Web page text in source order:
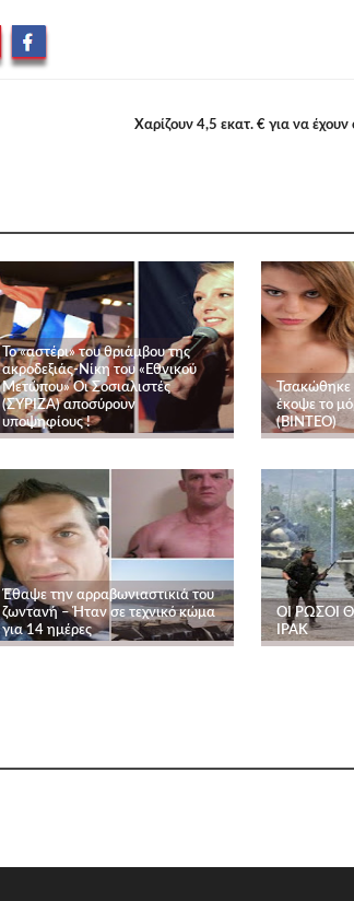
Χαρίζουν 4,5 εκατ. € για να
Το «αστέρι» του θριάμβου της
ακροδεξιάς-Νίκη του «Εθνικού
Μετώπου» Οι Σοσιαλιστές
(ΣΥΡΙΖΑ) αποσύρουν
υποψηφίους !
Τσακώθηκε
έκοψε το
(ΒΙΝΤΕΟ)
Έθαψε την αρραβωνιαστικιά του
ζωντανή – Ήταν σε τεχνικό κώμα
για 14 ημέρες
ΟΙ ΡΩΣΟΙ
ΙΡΑΚ